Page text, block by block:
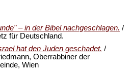
– in der Bibel nachgeschlagen. /
für Deutschland.
hat den Juden geschadet. /
Oberrabbiner der
Wien